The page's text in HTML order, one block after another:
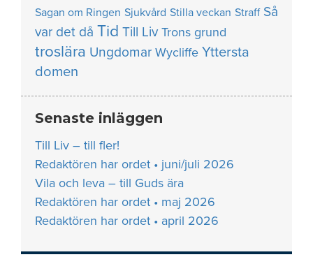
Sagan om Ringen Sjukvård Stilla veckan Straff Så
var det då Tid Till Liv Trons grund
troslära Ungdomar Wycliffe Yttersta
domen
Senaste inläggen
Till Liv – till fler!
Redaktören har ordet • juni/juli 2026
Vila och leva – till Guds ära
Redaktören har ordet • maj 2026
Redaktören har ordet • april 2026